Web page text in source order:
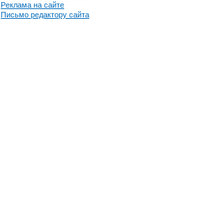
Реклама на сайте
Письмо редактору сайта